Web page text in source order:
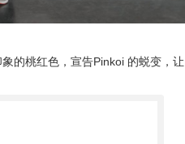
的桃红色，宣告Pinkoi 的蜕变，让